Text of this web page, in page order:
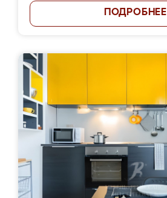
ПОДРОБНЕЕ